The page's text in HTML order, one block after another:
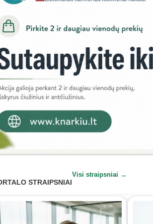
STRAIPSNIAI
Visi straipsniai →